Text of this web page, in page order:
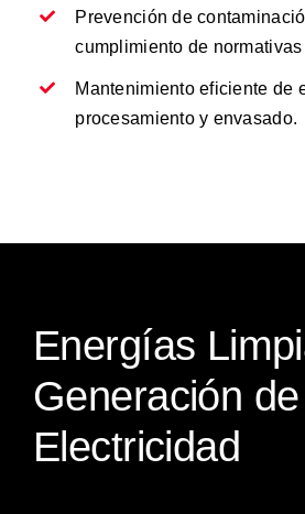
Prevención de
cumplimiento de
Mantenimiento eficiente de
procesamiento y envasado.
Energías
Generación de
Electricidad